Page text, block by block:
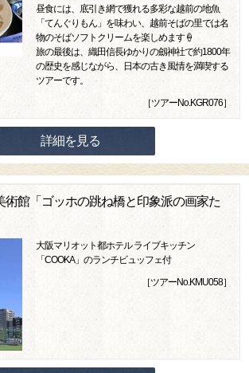
昼食には、底引き網で獲れる多彩な越前の地魚
「てんぐりもん」を味わい、越前そばの里では名
物のそばソフトクリームを楽しめます🍦
旅の最後は、織田信長ゆかりの劔神社で約1800年
の歴史を感じながら、日本の古き風情を満喫する
ツアーです。
［ツアーNo.KGR076］
詳細を見る
術館「ゴッホの跳ね橋と印象派の画家た
大阪マリオット都ホテル ライブキッチン
「COOKA」のランチビュッフェ付
［ツアーNo.KMU058］